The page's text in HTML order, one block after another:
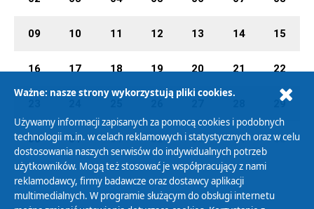
09 10 11 12 13 14 15
16 17 18 19 20 21 22
29
30 31 01 02 03 04 05
Ważne: nasze strony wykorzystują pliki cookies.
Używamy informacji zapisanych za pomocą cookies i podobnych
technologii m.in. w celach reklamowych i statystycznych oraz w celu
dostosowania naszych serwisów do indywidualnych potrzeb
użytkowników. Mogą też stosować je współpracujący z nami
reklamodawcy, firmy badawcze oraz dostawcy aplikacji
multimedialnych. W programie służącym do obsługi internetu